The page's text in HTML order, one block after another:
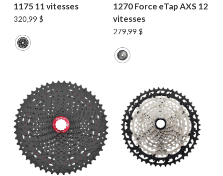
1175 11 vitesses
320,99 $
1270 Force eTap AXS 12
vitesses
279,99 $